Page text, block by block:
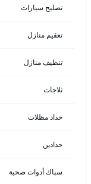
تصليح سيارات
تعقيم منازل
تنظيف منازل
ثلاجات
حداد مظلات
حدادين
سباك أدوات صحية